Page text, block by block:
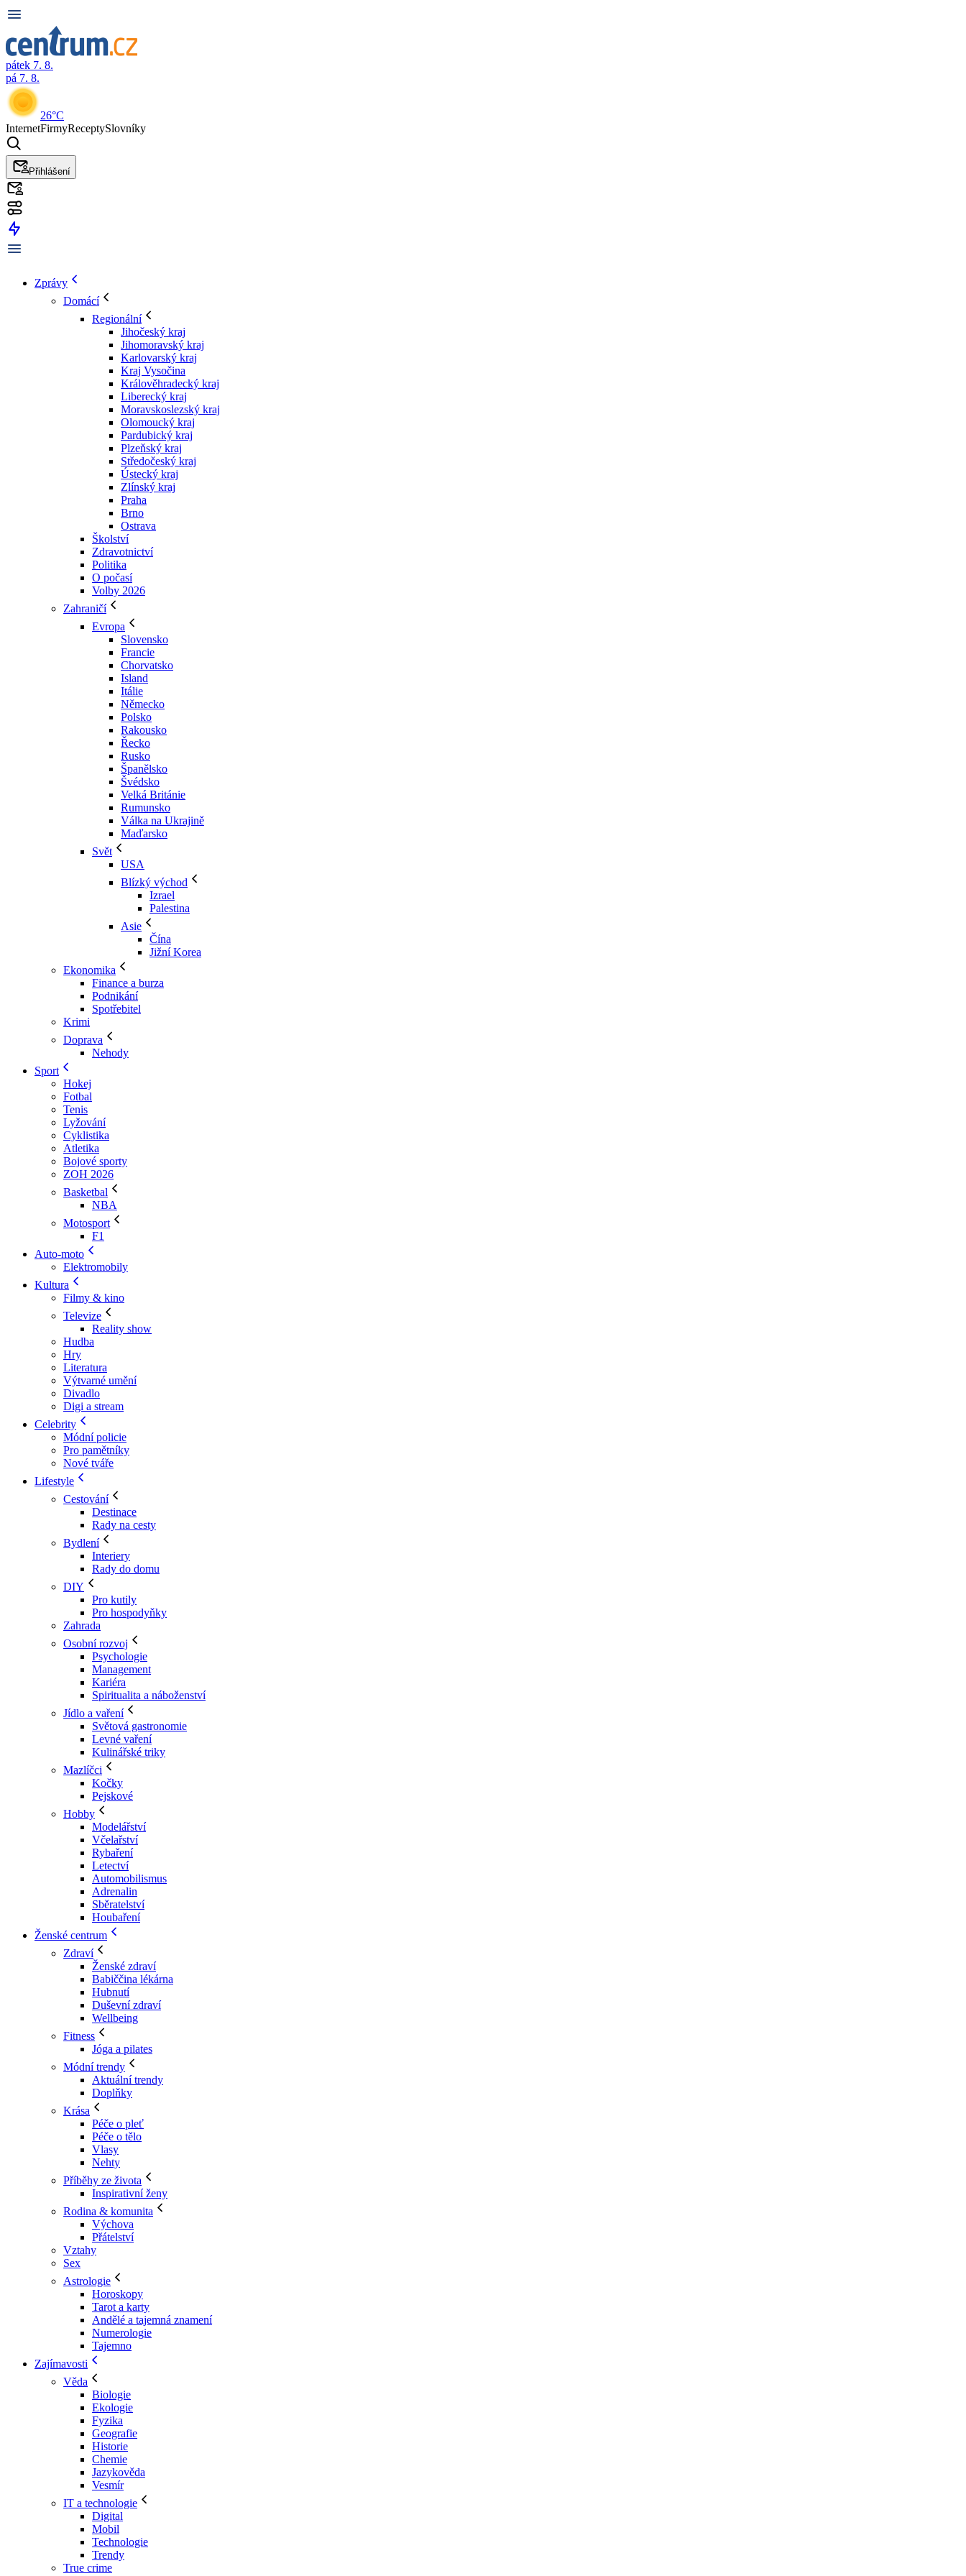
pátek 7. 8.
pá 7. 8.
26°C
InternetFirmyReceptySlovníky
Přihlášení
Zprávy
Domácí
Regionální
Jihočeský kraj
Jihomoravský kraj
Karlovarský kraj
Kraj Vysočina
Králověhradecký kraj
Liberecký kraj
Moravskoslezský kraj
Olomoucký kraj
Pardubický kraj
Plzeňský kraj
Středočeský kraj
Ústecký kraj
Zlínský kraj
Praha
Brno
Ostrava
Školství
Zdravotnictví
Politika
O počasí
Volby 2026
Zahraničí
Evropa
Slovensko
Francie
Chorvatsko
Island
Itálie
Německo
Polsko
Rakousko
Řecko
Rusko
Španělsko
Švédsko
Velká Británie
Rumunsko
Válka na Ukrajině
Maďarsko
Svět
USA
Blízký východ
Izrael
Palestina
Asie
Čína
Jižní Korea
Ekonomika
Finance a burza
Podnikání
Spotřebitel
Krimi
Doprava
Nehody
Sport
Hokej
Fotbal
Tenis
Lyžování
Cyklistika
Atletika
Bojové sporty
ZOH 2026
Basketbal
NBA
Motosport
F1
Auto-moto
Elektromobily
Kultura
Filmy & kino
Televize
Reality show
Hudba
Hry
Literatura
Výtvarné umění
Divadlo
Digi a stream
Celebrity
Módní policie
Pro pamětníky
Nové tváře
Lifestyle
Cestování
Destinace
Rady na cesty
Bydlení
Interiery
Rady do domu
DIY
Pro kutily
Pro hospodyňky
Zahrada
Osobní rozvoj
Psychologie
Management
Kariéra
Spiritualita a náboženství
Jídlo a vaření
Světová gastronomie
Levné vaření
Kulinářské triky
Mazlíčci
Kočky
Pejskové
Hobby
Modelářství
Včelařství
Rybaření
Letectví
Automobilismus
Adrenalin
Sběratelství
Houbaření
Ženské centrum
Zdraví
Ženské zdraví
Babiččina lékárna
Hubnutí
Duševní zdraví
Wellbeing
Fitness
Jóga a pilates
Módní trendy
Aktuální trendy
Doplňky
Krása
Péče o pleť
Péče o tělo
Vlasy
Nehty
Příběhy ze života
Inspirativní ženy
Rodina & komunita
Výchova
Přátelství
Vztahy
Sex
Astrologie
Horoskopy
Tarot a karty
Andělé a tajemná znamení
Numerologie
Tajemno
Zajímavosti
Věda
Biologie
Ekologie
Fyzika
Geografie
Historie
Chemie
Jazykověda
Vesmír
IT a technologie
Digital
Mobil
Technologie
Trendy
True crime